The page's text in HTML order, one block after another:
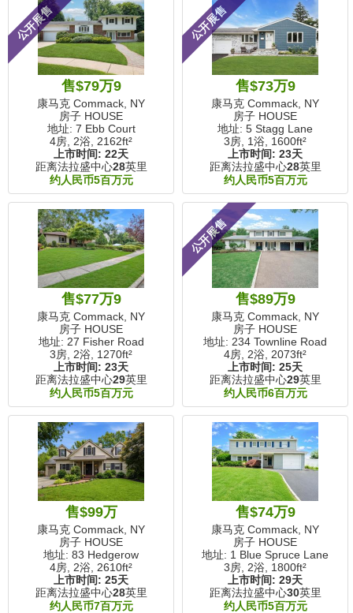
公开展售
售$79万9
康马克 Commack, NY
房子 HOUSE
地址: 7 Ebb Court
4房, 2浴, 2162ft²
上市时间: 22天
距离法拉盛中心28英里
约人民币5百万元
公开展售
售$73万9
康马克 Commack, NY
房子 HOUSE
地址: 5 Stagg Lane
3房, 1浴, 1600ft²
上市时间: 23天
距离法拉盛中心28英里
约人民币5百万元
售$77万9
康马克 Commack, NY
房子 HOUSE
地址: 27 Fisher Road
3房, 2浴, 1270ft²
上市时间: 23天
距离法拉盛中心29英里
约人民币5百万元
公开展售
售$89万9
康马克 Commack, NY
房子 HOUSE
地址: 234 Townline Road
4房, 2浴, 2073ft²
上市时间: 25天
距离法拉盛中心29英里
约人民币6百万元
售$99万
康马克 Commack, NY
房子 HOUSE
地址: 83 Hedgerow
4房, 2浴, 2610ft²
上市时间: 25天
距离法拉盛中心28英里
约人民币7百万元
售$74万9
康马克 Commack, NY
房子 HOUSE
地址: 1 Blue Spruce Lane
3房, 2浴, 1800ft²
上市时间: 29天
距离法拉盛中心30英里
约人民币5百万元